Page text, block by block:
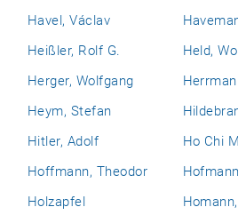
Havel, Václav
Heißler, Rolf G.
Held,
Herger, Wolfgang
Heym, Stefan
Hitler, Adolf
Ho Chi
Hoffmann, Theodor
Holzapfel